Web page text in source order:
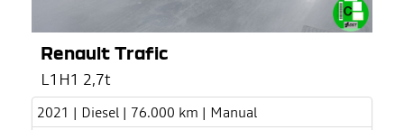
Renault Trafic
L1H1 2,7t
2021 | Diesel | 76.000 km | Manual